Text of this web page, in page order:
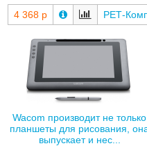
4 368 р РЕТ-
Wacom производит не только
планшеты для рисования,
выпускает и нес...